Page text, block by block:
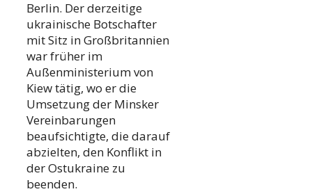
Berlin. Der derzeitige
ukrainische Botschafter
mit Sitz in Großbritannien
war früher im
Außenministerium von
Kiew tätig, wo er die
Umsetzung der Minsker
Vereinbarungen
beaufsichtigte, die darauf
abzielten, den Konflikt in
der Ostukraine zu
beenden.